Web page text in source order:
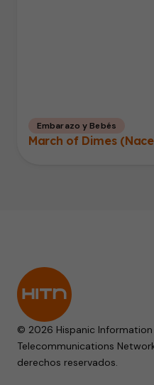
Embarazo y Bebés
March of Dimes
© 2026 Hispanic Information
Telecommunications
derechos reservados.